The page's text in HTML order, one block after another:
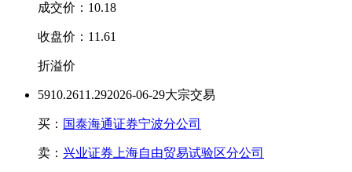
成交价：10.18
收盘价：11.61
折溢价
5910.2611.292026-06-29大宗交易
买： 国泰海通证券宁波分公司
卖： 兴业证券上海自由贸易试验区分公司